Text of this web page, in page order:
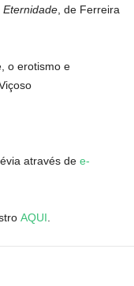
Eternidade , de Ferreira
o erotismo e
através de e-
AQUI